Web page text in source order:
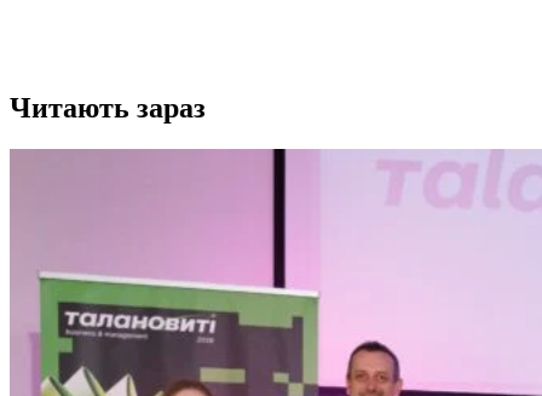
Читають зараз